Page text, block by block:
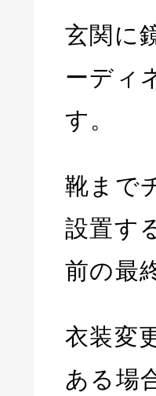
玄関に
ーディ
す。
靴まで
設置す
前の最
衣装変
ある場